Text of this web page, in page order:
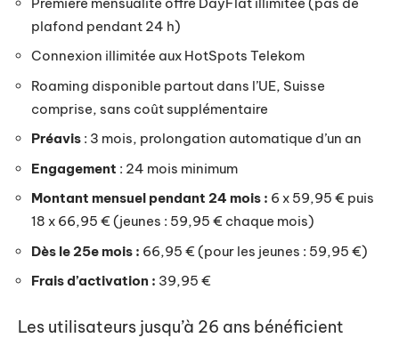
plafond pendant 24 h)
Connexion illimitée aux HotSpots Telekom
Roaming disponible partout dans l’UE, Suisse
comprise, sans coût supplémentaire
Préavis : 3 mois, prolongation automatique d’un an
Engagement : 24 mois minimum
Montant mensuel pendant 24 mois : 6 x 59,95 € puis
18 x 66,95 € (jeunes : 59,95 € chaque mois)
Dès le 25e mois : 66,95 € (pour les jeunes : 59,95 €)
Frais d’activation : 39,95 €
Les utilisateurs jusqu’à 26 ans bénéficient